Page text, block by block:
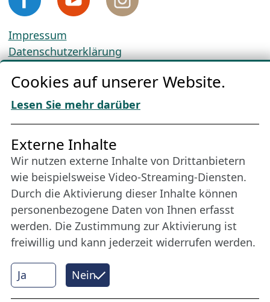
Impressum
Datenschutzerklärung
AGBs
Download „Nordic Tango“
Freundes­kreis
Bleiben Sie uns das ganze Jahr über verbunden:
Werden Sie Freund der Nordischen Filmtage
Lübeck.
Mehr erfahren
Internet Partner
Cookies auf unserer Website.
Lesen Sie mehr darüber
Ja Nein
Externe Inhalte
Wir nutzen externe Inhalte von Drittanbietern
wie beispielsweise Video-Streaming-Diensten.
Durch die Aktivierung dieser Inhalte können
personenbezogene Daten von Ihnen erfasst
werden. Die Zustimmung zur Aktivierung ist
freiwillig und kann jederzeit widerrufen werden.